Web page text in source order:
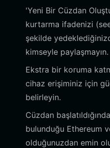
'Yeni Bir Cüzdan
kurtarma ifadenizi
şekilde
kimseyle paylaşmayın.
Ekstra bir koruma
cihaz erişiminiz için
belirleyin.
Cüzdan
bulunduğu Ethereum
olduğunuzdan emin